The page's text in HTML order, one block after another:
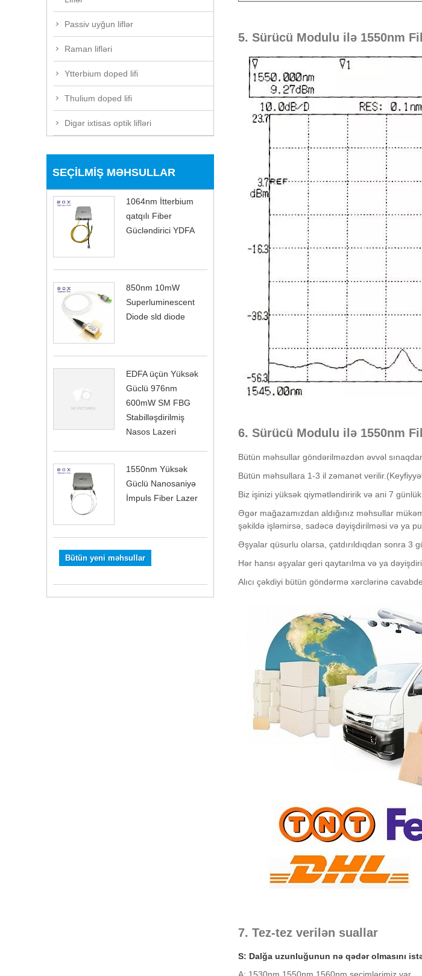
Passiv uyğun liflər
Raman lifləri
Ytterbium doped lifi
Thulium doped lifi
Digər ixtisas optik lifləri
SEÇILMIŞ MƏHSULLAR
1064nm İtterbium
qatqılı Fiber
Gücləndirici YDFA
850nm 10mW
Superluminescent
Diode sld diode
EDFA üçün Yüksək
Güclü 976nm
600mW SM FBG
Stabilləşdirilmiş
Nasos Lazeri
1550nm Yüksək
Güclü Nanosaniyə
İmpuls Fiber Lazer
Bütün yeni məhsullar
5. Sürücü Modulu ilə 1550nm
6. Sürücü Modulu ilə 1550nm
Bütün məhsullar göndərilməzdən əvvəl
Bütün məhsullara 1-3 il zəmanət
Biz işinizi yüksək qiymətləndiririk və ani 7
Əgər mağazamızdan aldığınız məhsullar
şəkildə işləmirsə, sadəcə dəyişdirilməsi və ya
Əşyalar qüsurlu olarsa, çatdırıldıqdan sonra 3
Hər hansı əşyalar geri qaytarılma və ya
Alıcı çəkdiyi bütün göndərmə xərclərinə
7. Tez-tez verilən suallar
S: Dalğa uzunluğunun nə qədər olmasını
A: 1530nm 1550nm 1560nm seçimlərimiz var.